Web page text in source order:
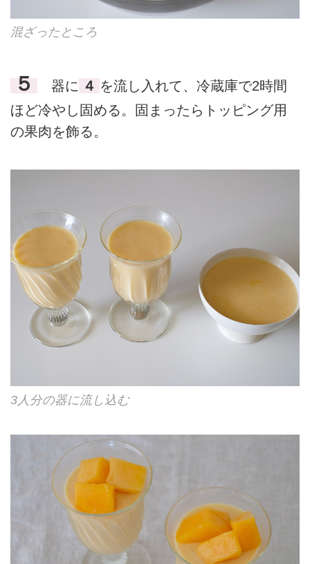
混ざったところ
５ 器に ４ を流し入れて、冷蔵庫で2時間
ほど冷やし固める。固まったらトッピング用
の果肉を飾る。
3人分の器に流し込む